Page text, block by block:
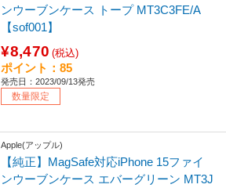
ンウーブンケース トープ MT3C3FE/A
【sof001】
¥8,470 (税込)
ポイント：85
発売日：2023/09/13発売
数量限定
Apple(アップル)
【純正】MagSafe対応iPhone 15ファイ
ンウーブンケース エバーグリーン MT3J